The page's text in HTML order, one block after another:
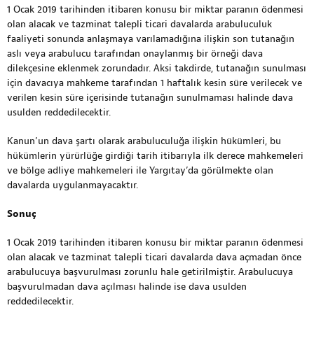
1 Ocak 2019 tarihinden itibaren konusu bir miktar paranın ödenmesi
olan alacak ve tazminat talepli ticari davalarda arabuluculuk
faaliyeti sonunda anlaşmaya varılamadığına ilişkin son tutanağın
aslı veya arabulucu tarafından onaylanmış bir örneği dava
dilekçesine eklenmek zorundadır. Aksi takdirde, tutanağın sunulması
için davacıya mahkeme tarafından 1 haftalık kesin süre verilecek ve
verilen kesin süre içerisinde tutanağın sunulmaması halinde dava
usulden reddedilecektir.
Kanun’un dava şartı olarak arabuluculuğa ilişkin hükümleri, bu
hükümlerin yürürlüğe girdiği tarih itibarıyla ilk derece mahkemeleri
ve bölge adliye mahkemeleri ile Yargıtay’da görülmekte olan
davalarda uygulanmayacaktır.
Sonuç
1 Ocak 2019 tarihinden itibaren konusu bir miktar paranın ödenmesi
olan alacak ve tazminat talepli ticari davalarda dava açmadan önce
arabulucuya başvurulması zorunlu hale getirilmiştir. Arabulucuya
başvurulmadan dava açılması halinde ise dava usulden
reddedilecektir.